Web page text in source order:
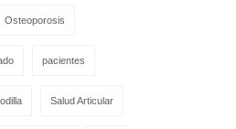
Osteoporosis
pacientes
Salud Articular